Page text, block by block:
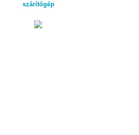
szárítógép